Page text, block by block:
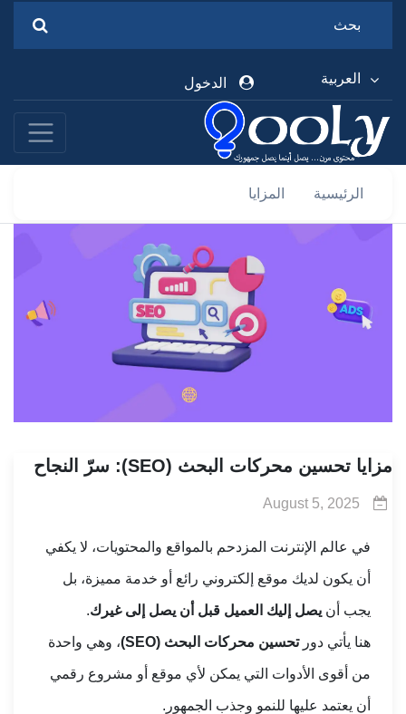
العربية الدخول
الرئيسية المزايا
مزايا تحسين محركات البحث (SEO): سرّ النجاح
August 5, 2025
في عالم الإنترنت المزدحم بالمواقع والمحتويات، لا يكفي
أن يكون لديك موقع إلكتروني رائع أو خدمة مميزة، بل
يجب أن يصل إليك العميل قبل أن يصل إلى غيرك.
هنا يأتي دورتحسين محركات البحث (SEO) ، وهي واحدة
من أقوى الأدوات التي يمكن لأي موقع أو مشروع رقمي
أن يعتمد عليها للنمو وجذب الجمهور.